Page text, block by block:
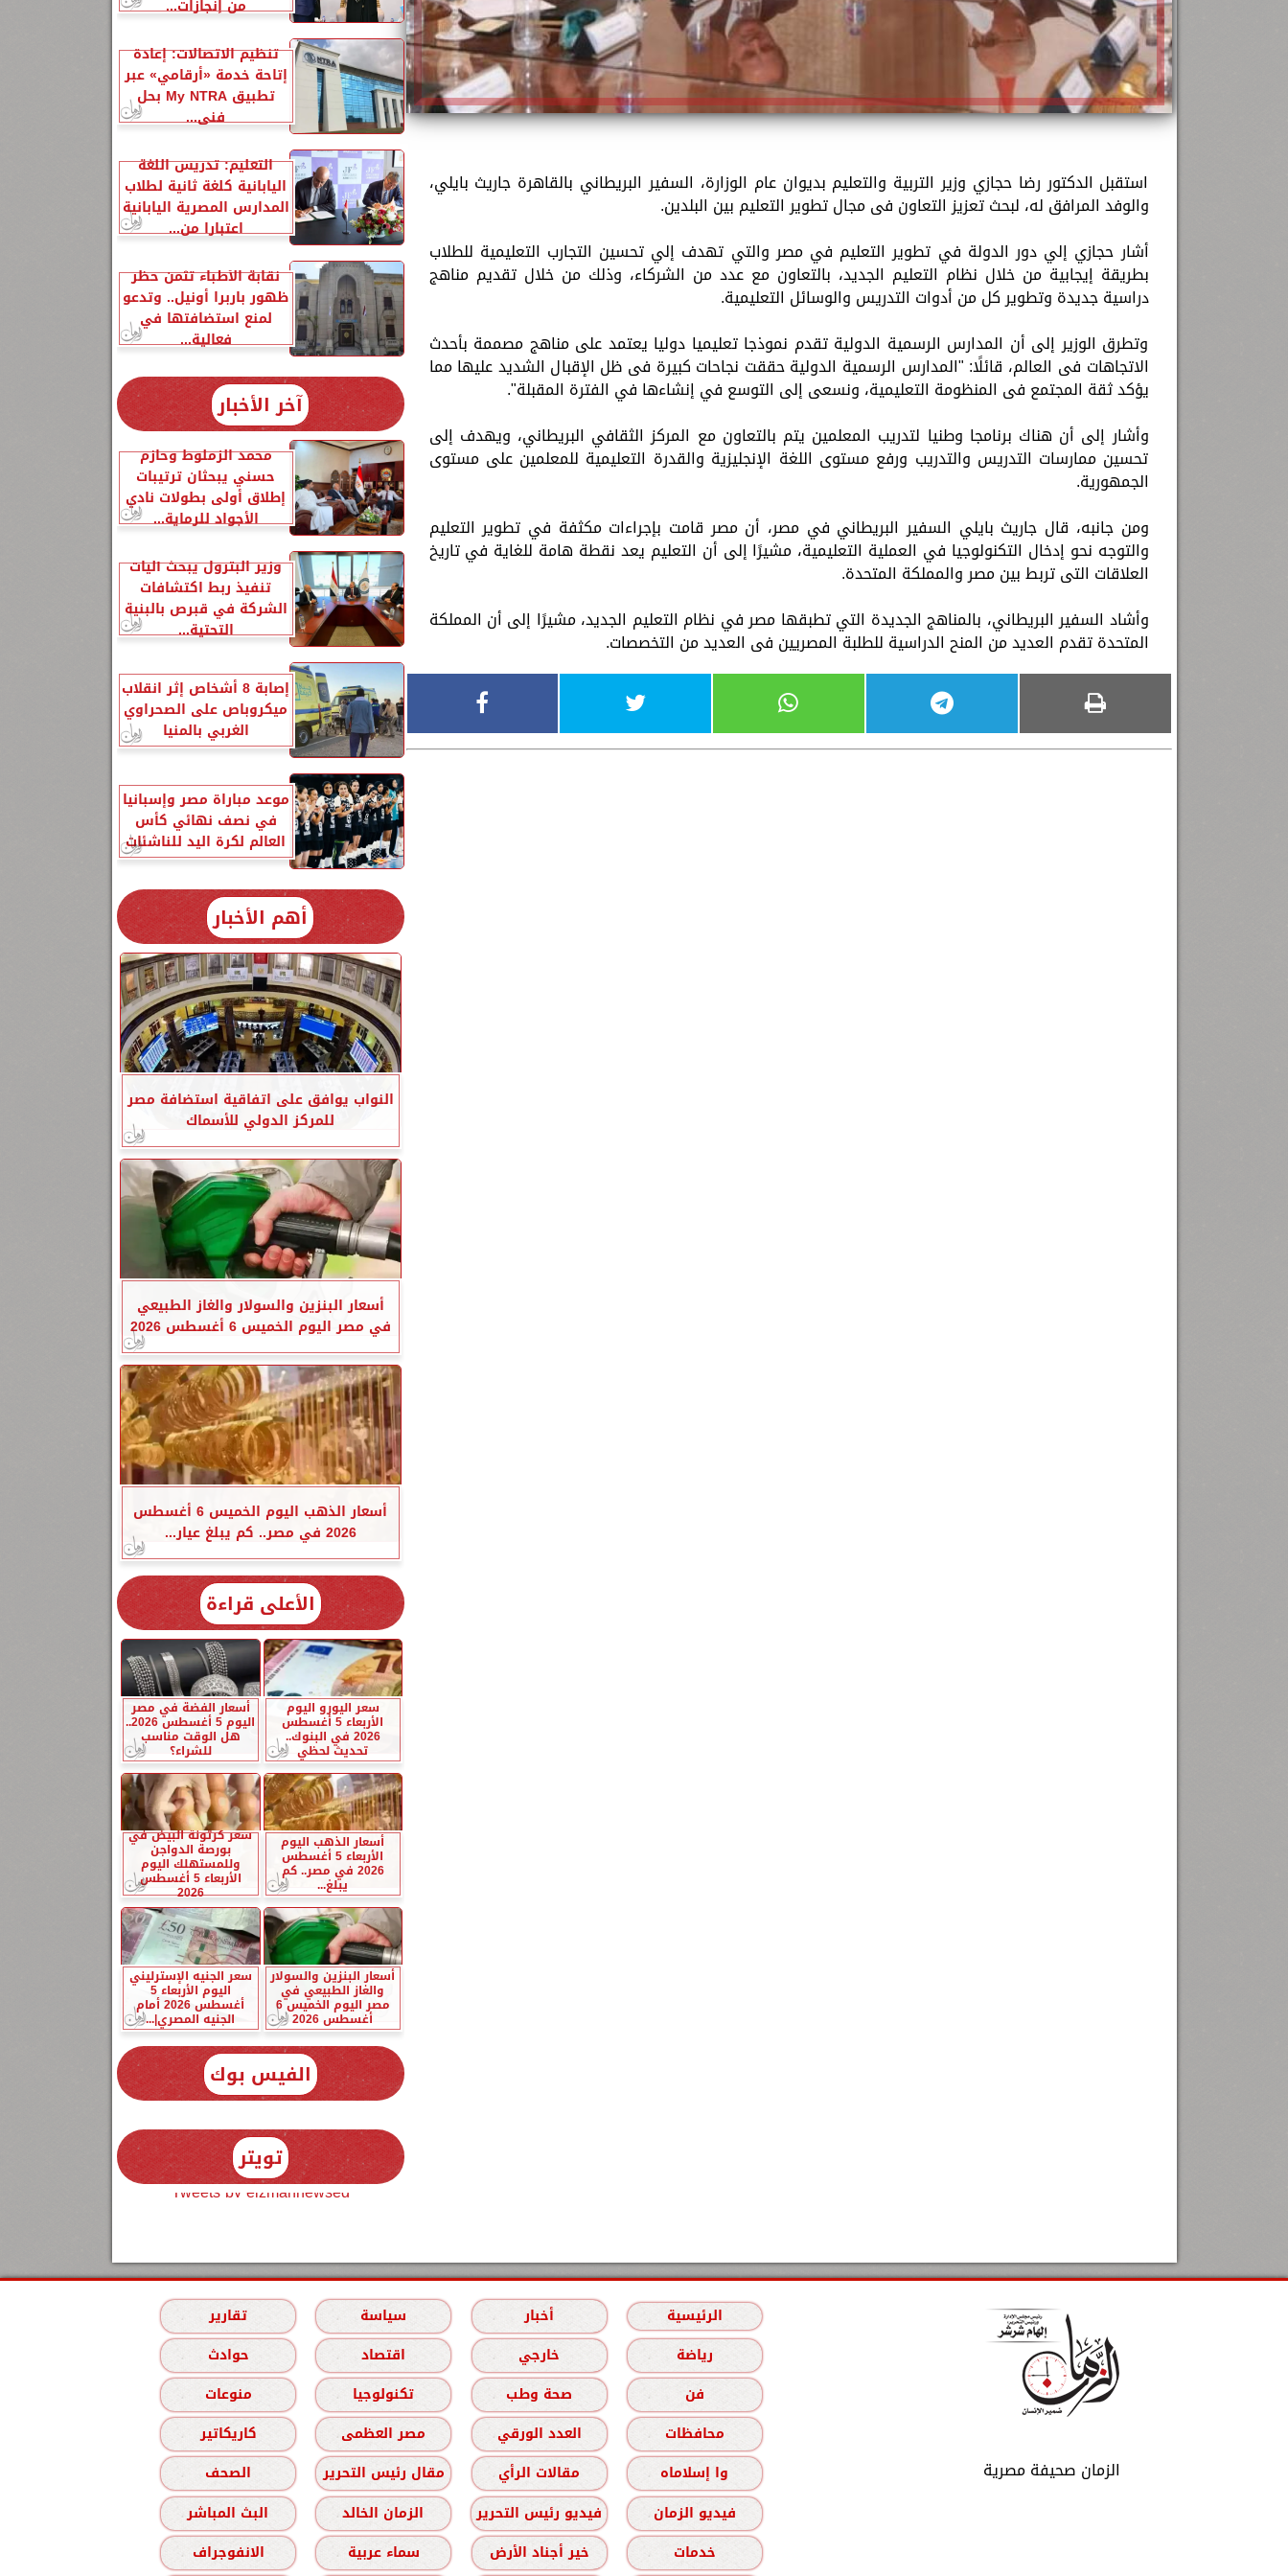
استقبل الدكتور رضا حجازي وزير التربية والتعليم بديوان عام الوزارة، السفير البريطاني بالقاهرة جاريث بايلي،
والوفد المرافق له، لبحث تعزيز التعاون فى مجال تطوير التعليم بين البلدين.
أشار حجازي إلي دور الدولة في تطوير التعليم في مصر والتي تهدف إلي تحسين التجارب التعليمية للطلاب
بطريقة إيجابية من خلال نظام التعليم الجديد، بالتعاون مع عدد من الشركاء، وذلك من خلال تقديم مناهج
دراسية جديدة وتطوير كل من أدوات التدريس والوسائل التعليمية.
وتطرق الوزير إلى أن المدارس الرسمية الدولية تقدم نموذجا تعليميا دوليا يعتمد على مناهج مصممة بأحدث
الاتجاهات فى العالم، قائلًا: "المدارس الرسمية الدولية حققت نجاحات كبيرة فى ظل الإقبال الشديد عليها مما
يؤكد ثقة المجتمع فى المنظومة التعليمية، ونسعى إلى التوسع في إنشاءها في الفترة المقبلة".
وأشار إلى أن هناك برنامجا وطنيا لتدريب المعلمين يتم بالتعاون مع المركز الثقافي البريطاني، ويهدف إلى
تحسين ممارسات التدريس والتدريب ورفع مستوى اللغة الإنجليزية والقدرة التعليمية للمعلمين على مستوى
الجمهورية.
ومن جانبه، قال جاريث بايلي السفير البريطاني في مصر، أن مصر قامت بإجراءات مكثفة في تطوير التعليم
والتوجه نحو إدخال التكنولوجيا في العملية التعليمية، مشيرًا إلى أن التعليم يعد نقطة هامة للغاية في تاريخ
العلاقات التى تربط بين مصر والمملكة المتحدة.
وأشاد السفير البريطاني، بالمناهج الجديدة التي تطبقها مصر في نظام التعليم الجديد، مشيرًا إلى أن المملكة
المتحدة تقدم العديد من المنح الدراسية للطلبة المصريين فى العديد من التخصصات.
من إنجازات...
تنظيم الاتصالات: إعادة
إتاحة خدمة «أرقامي» عبر
تطبيق My NTRA بحل
فني...
التعليم: تدريس اللغة
اليابانية كلغة ثانية لطلاب
المدارس المصرية اليابانية
اعتبارا من...
نقابة الأطباء تثمن حظر
ظهور باربرا أونيل.. وتدعو
لمنع استضافتها في
فعالية...
آخر الأخبار
محمد الزملوط وحازم
حسني يبحثان ترتيبات
إطلاق أولى بطولات نادي
الأجواد للرماية...
وزير البترول يبحث آليات
تنفيذ ربط اكتشافات
الشركة في قبرص بالبنية
التحتية...
إصابة 8 أشخاص إثر انقلاب
ميكروباص على الصحراوي
الغربي بالمنيا
موعد مباراة مصر وإسبانيا
في نصف نهائي كأس
العالم لكرة اليد للناشئات
أهم الأخبار
النواب يوافق على اتفاقية استضافة مصر
للمركز الدولي للأسماك
أسعار البنزين والسولار والغاز الطبيعي
في مصر اليوم الخميس 6 أغسطس 2026
أسعار الذهب اليوم الخميس 6 أغسطس
2026 في مصر.. كم يبلغ عيار...
الأعلى قراءة
سعر اليورو اليوم
الأربعاء 5 أغسطس
2026 في البنوك..
تحديث لحظي
أسعار الفضة في مصر
اليوم 5 أغسطس 2026..
هل الوقت مناسب
للشراء؟
أسعار الذهب اليوم
الأربعاء 5 أغسطس
2026 في مصر.. كم
يبلغ...
سعر كرتونة البيض في
بورصة الدواجن
وللمستهلك اليوم
الأربعاء 5 أغسطس
2026
أسعار البنزين والسولار
والغاز الطبيعي في
مصر اليوم الخميس 6
أغسطس 2026
سعر الجنيه الإسترليني
اليوم الأربعاء 5
أغسطس 2026 أمام
الجنيه المصري|...
الفيس بوك
تويتر
Tweets by elzmannewseg
الزمان صحيفة مصرية
الرئيسية أخبار سياسة
تقارير
رياضة
خارجي اقتصاد
حوادث
فن
صحة وطب تكنولوجيا
منوعات
محافظات
العدد الورقي مصر العظمى
كاريكاتير
وا إسلاماه
مقالات الرأي مقال رئيس التحرير
الصحف
فيديو الزمان
فيديو رئيس التحرير الزمان الخالد
البث المباشر
خدمات
خير أجناد الأرض سماء عربية الانفوجراف